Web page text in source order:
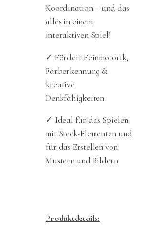
Koordination – und das
alles in einem
interaktiven Spiel!
✓ Fördert Feinmotorik,
Farberkennung &
kreative
Denkfähigkeiten
✓ Ideal für das Spielen
mit Steck-Elementen und
für das Erstellen von
Mustern und Bildern
Produktdetails: